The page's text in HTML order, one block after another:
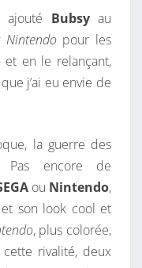
A
I
R
E
ajouté Bubsyau
pour les
en le relançant,
j’ai eu envie de
la guerre des
Pas encore de
ou Nintendo,
son look cool et
, plus colorée,
rivalité, deux